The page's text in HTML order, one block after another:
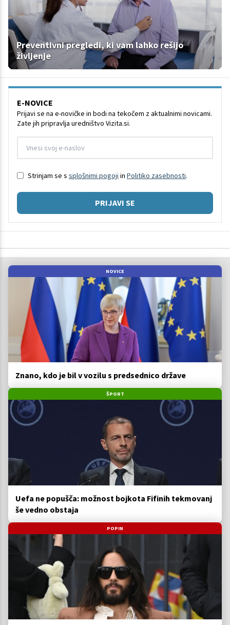
Preventivni pregledi, ki vam lahko rešijo
življenje
E-NOVICE
Prijavi se na e-novičke in bodi na tekočem z aktualnimi novicami.
Zate jih pripravlja uredništvo Vizita.si.
Strinjam se s splošnimi pogoji in Politiko zasebnosti.
PRIJAVI SE
NOVICE
Znano, kdo je bil v vozilu s predsednico države
ŠPORT
Uefa ne popušča: možnost bojkota Fifinih tekmovanj
še vedno obstaja
POPIN